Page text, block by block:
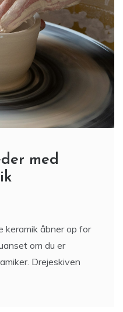
med
keramik åbner op for
om du er
Drejeskiven